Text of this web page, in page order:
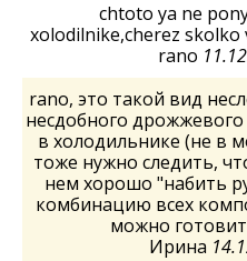
chtoto ya ne
xolodilnike,cherez skolko
rano
rano, это такой вид
несдобного
в холодильнике (не в
тоже нужно следить,
нем хорошо "набить
комбинацию всех
можно
Ирина